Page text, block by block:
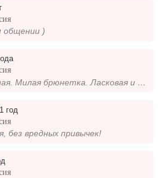
общении )
Симпатичная. Милая брюнетка. Ласковая и нежная
год
без вредных привычек!